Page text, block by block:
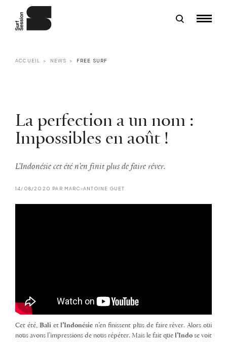
ACCUEIL NEWS FREE SURF
La perfection a un nom :
Impossibles en août !
L'Indonésie cet été n'en finit plus de faire rêver.
14/08/2020 PAR MARC-ANTOINE GUET
Cet été, Balietl’Indonésie n’en finissent plus de faire rêver. Alors oui
nous avons l’impressions de nous répéter. Mais le fait que l’Indo se voit